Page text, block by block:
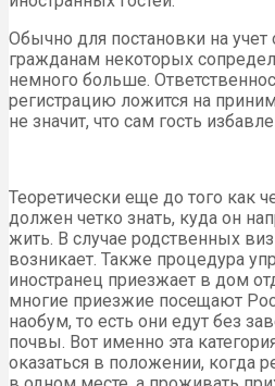
Обычно для постановки на учет
гражданам некоторых
немного больше.
регистрацию ложится на
не значит, что сам гость
Теоретически еще до того как
должен четко знать, куда он
жить. В случае родственных
возникает. Также процедура
иностранец приезжает в дом
многие приезжие посещают
наобум, то есть они едут без
почвы. Вот именно эта
оказаться в положении, когда